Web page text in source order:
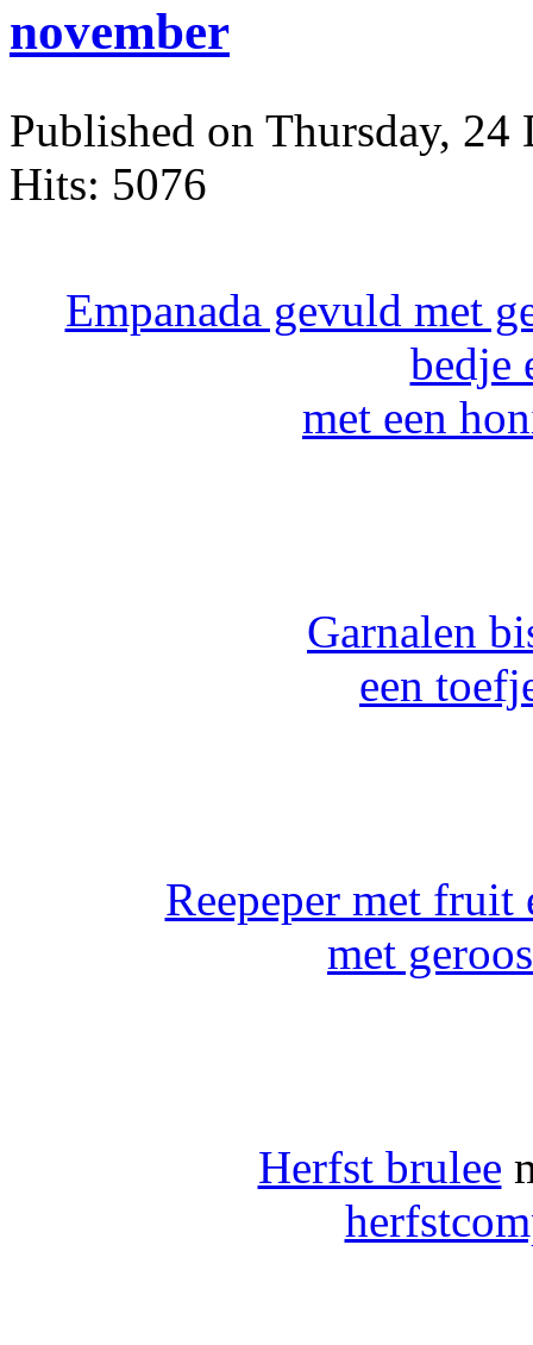
november
Published on Thursday, 24
Hits: 5076
Empanada gevuld met
bedje
met een
Garnalen
een
Reepeper met fruit
met
Herfst brulee